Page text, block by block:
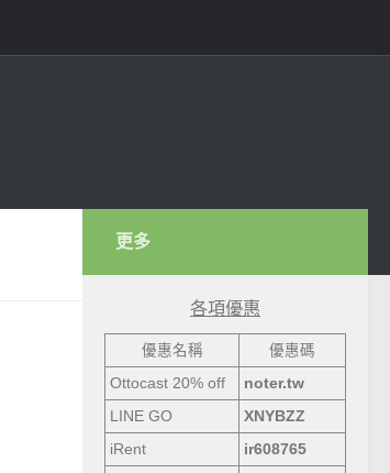
更多
各項優惠
優惠名稱
優惠碼
Ottocast 20% off
noter.tw
LINE GO
XNYBZZ
iRent
ir608765